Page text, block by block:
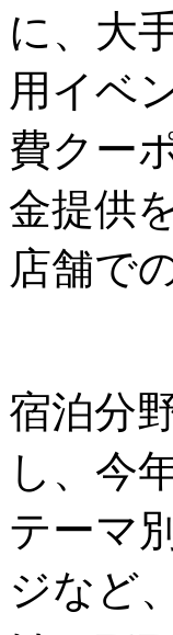
に、大
用イベ
費クー
金提供
店舗で
宿泊分
し、今
テーマ
ジなど